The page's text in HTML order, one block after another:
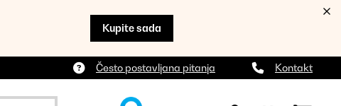
Kupite sada
Često postavljana pitanja Kontakt